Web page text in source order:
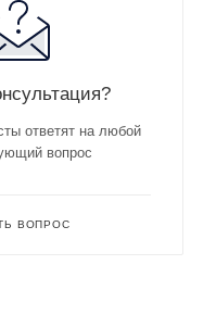
ответят на любой
вопрос
ВОПРОС